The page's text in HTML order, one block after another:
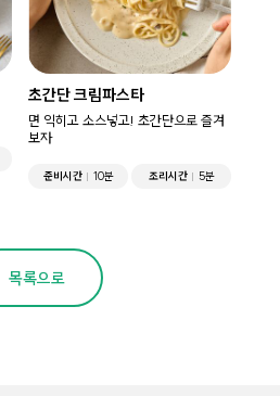
초간단 크림파스타
면 익히고 소스넣고! 초간단으로 즐겨
보자
준비시간 10분 조리시간 5분
목록으로